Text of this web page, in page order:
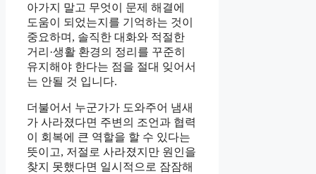
아가지 말고 무엇이 문제 해결에
도움이 되었는지를 기억하는 것이
중요하며, 솔직한 대화와 적절한
거리·생활 환경의 정리를 꾸준히
유지해야 한다는 점을 절대 잊어서
는 안될 것 입니다.
더불어서 누군가가 도와주어 냄새
가 사라졌다면 주변의 조언과 협력
이 회복에 큰 역할을 할 수 있다는
뜻이고, 저절로 사라졌지만 원인을
찾지 못했다면 일시적으로 잠잠해